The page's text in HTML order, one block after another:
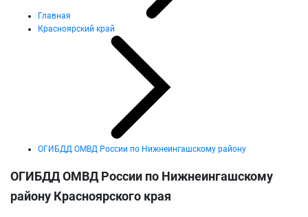
Главная
Красноярский край
ОГИБДД ОМВД России по Нижнеингашскому району
ОГИБДД ОМВД России по Нижнеингашскому
району Красноярского края